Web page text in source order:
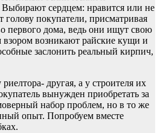
сердцем: нравится или не
голову покупатели, присматривая
первого дома, ведь они ищут свою
возникают райские кущи и
заслонить реальный кирпич,
другая, а у строителя их
вынужден приобретать за
набор проблем, но в то же
опыт. Попробуем вместе